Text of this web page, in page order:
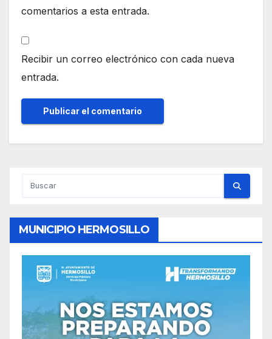
comentarios a esta entrada.
Recibir un correo electrónico con cada nueva
entrada.
MUNICIPIO HERMOSILLO